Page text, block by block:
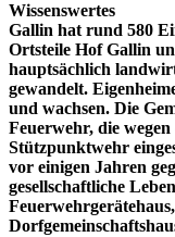
Wissenswertes
Gallin hat rund 580
Ortsteile Hof Gallin
hauptsächlich
gewandelt.
und wachsen. Die
Feuerwehr, die
Stützpunktwehr
vor einigen Jahren
gesellschaftliche